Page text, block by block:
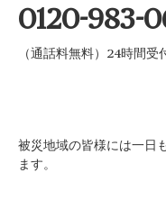
0120-983-
（通話料無料）24時間受
被災地域の皆様には一日
ます。